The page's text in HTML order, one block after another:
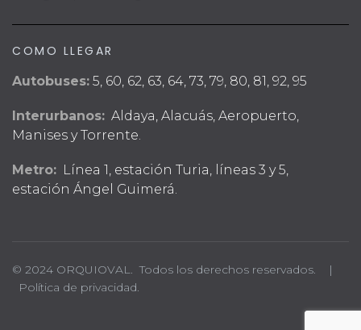
COMO LLEGAR
Autobuses: 5, 60, 62, 63, 64, 73, 79, 80, 81, 92, 95
Interurbanos: Aldaya, Alacuás, Aeropuerto,
Manises y Torrente.
Metro: Línea 1, estación Turia, líneas 3 y 5,
estación Ángel Guimerá.
© 2024 ORQUIOVAL. Todos los derechos reservados. |
Política de privacidad.